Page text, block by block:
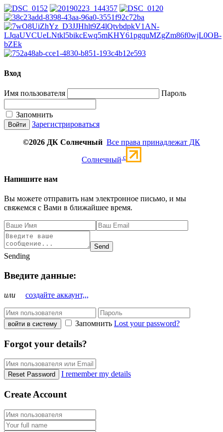
Вход
Имя пользователя Пароль
Запомнить
Зарегистрироваться
©2026 ДК Солнечный Все права принадлежат ДК
Солнечный c
Напишите нам
Вы можете отправить нам электронное письмо, и мы
свяжемся с Вами в ближайшее время.
Send
Sending
Введите данные:
или создайте аккаунт,,,
войти в систему Запомнить Lost your password?
Forgot your details?
Reset Password I remember my details
Create Account